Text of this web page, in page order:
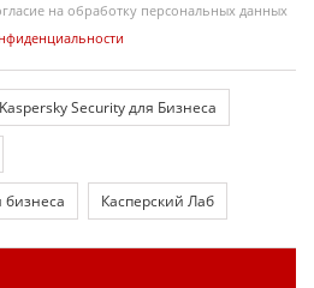
на обработку персональных данных
Kaspersky Security для Бизнеса
бизнеса Касперский Лаб